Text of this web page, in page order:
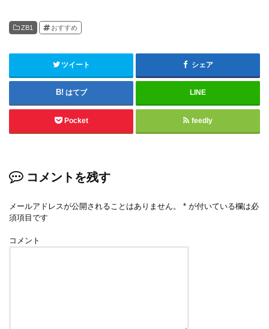
ZB1 おすすめ
ツイート シェア
はてブ LINE
Pocket feedly
コメントを残す
メールアドレスが公開されることはありません。 * が付いている欄は必
須項目です
コメント